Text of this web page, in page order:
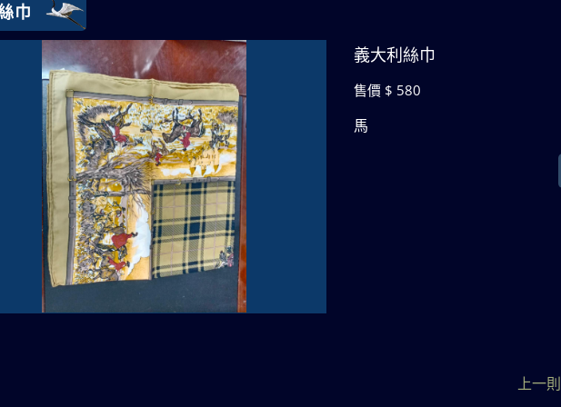
巾
義大利絲巾
售價 $ 580
馬
上一則